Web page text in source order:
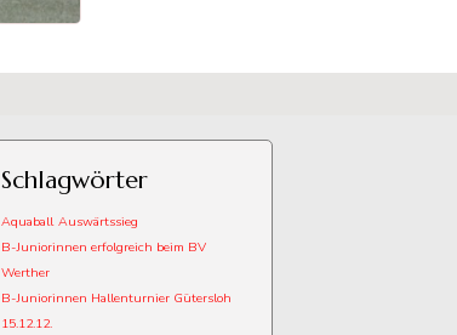
Schlagwörter
Aquaball Auswärtssieg
B-Juniorinnen erfolgreich beim BV
Werther
B-Juniorinnen Hallenturnier Gütersloh
15.12.12.